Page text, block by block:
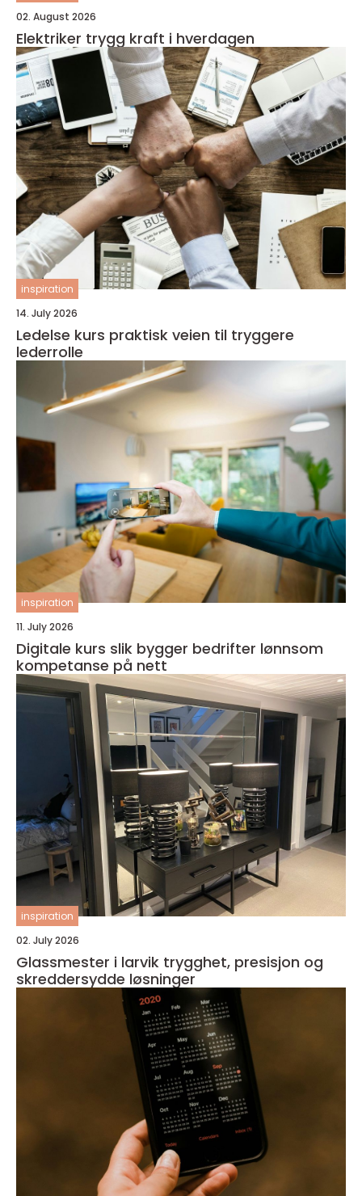
02. August 2026
Elektriker trygg kraft i hverdagen
inspiration
14. July 2026
Ledelse kurs praktisk veien til tryggere
lederrolle
inspiration
11. July 2026
Digitale kurs slik bygger bedrifter lønnsom
kompetanse på nett
inspiration
02. July 2026
Glassmester i larvik trygghet, presisjon og
skreddersydde løsninger